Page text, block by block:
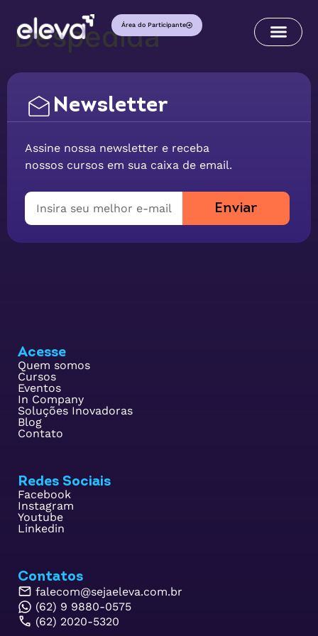
Área do Participante
Despedida
Newsletter
Assine nossa newsletter e receba
nossos cursos em sua caixa de email.
Enviar
Acesse
Quem somos
Cursos
Eventos
In Company
Soluções Inovadoras
Blog
Contato
Redes Sociais
Facebook
Instagram
Youtube
Linkedin
Contatos
falecom@sejaeleva.com.br
(62) 9 9880-0575
(62) 2020-5320